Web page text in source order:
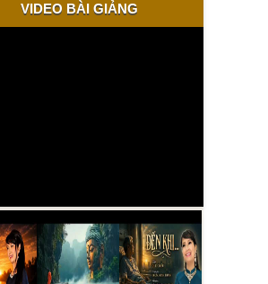
VIDEO BÀI GIẢNG